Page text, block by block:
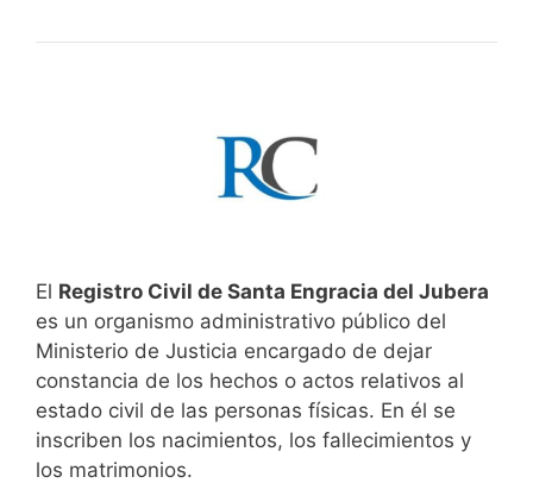
El Registro Civil de Santa Engracia del Jubera
es un organismo administrativo público del
Ministerio de Justicia encargado de dejar
constancia de los hechos o actos relativos al
estado civil de las personas físicas. En él se
inscriben los nacimientos, los fallecimientos y
los matrimonios.